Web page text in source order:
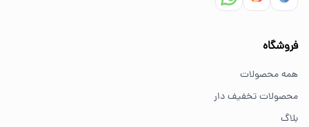
برای کارهای خانگی معمولاً ابزارهای سبک مانند دریل شارژی،
فروشگاه
همه محصولات
محصولات تخفیف دار
بلاگ